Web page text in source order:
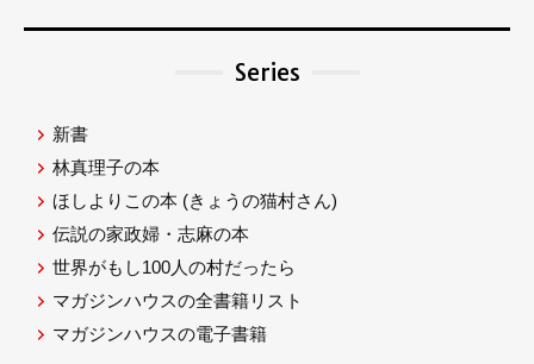
Series
新書
林真理子の本
ほしよりこの本 (きょうの猫村さん)
伝説の家政婦・志麻の本
世界がもし100人の村だったら
マガジンハウスの全書籍リスト
マガジンハウスの電子書籍